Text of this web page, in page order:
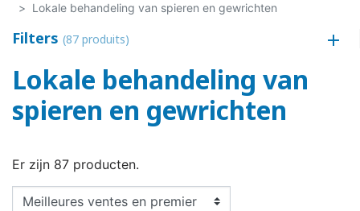
Lokale behandeling van spieren en gewrichten
Filters (87 produits)
Lokale behandeling van
spieren en gewrichten
Er zijn 87 producten.